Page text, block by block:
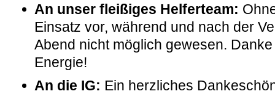
An unser fleißiges Helferteam:
Einsatz vor, während und nach der
Abend nicht möglich gewesen.
Energie!
An die IG: Ein herzliches